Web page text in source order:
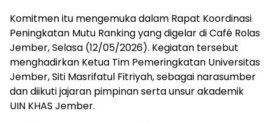
Komitmen itu mengemuka dalam Rapat Koordinasi
Peningkatan Mutu Ranking yang digelar di Café Rolas
Jember, Selasa (12/05/2026). Kegiatan tersebut
menghadirkan Ketua Tim Pemeringkatan Universitas
Jember, Siti Masrifatul Fitriyah, sebagai narasumber
dan diikuti jajaran pimpinan serta unsur akademik
UIN KHAS Jember.